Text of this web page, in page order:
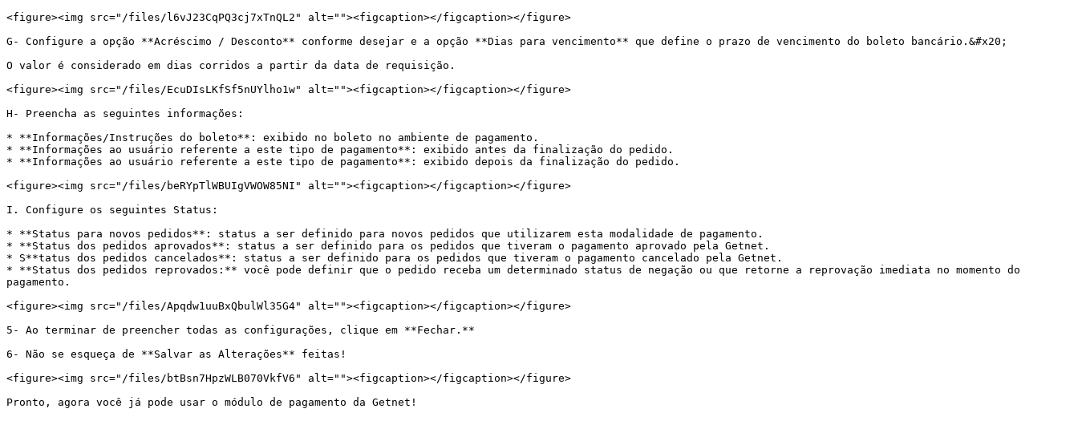
<figure><img src="/files/l6vJ23CqPQ3cj7xTnQL2" alt=""><figcaption></figcaption></figure>
G- Configure a opção **Acréscimo / Desconto** conforme desejar e a opção **Dias para vencimento** que define o prazo de vencimento do boleto bancário.&#x20;
O valor é considerado em dias corridos a partir da data de requisição.
<figure><img src="/files/EcuDIsLKfSf5nUYlho1w" alt=""><figcaption></figcaption></figure>
H- Preencha as seguintes informações:
* **Informações/Instruções do boleto**: exibido no boleto no ambiente de pagamento.
* **Informações ao usuário referente a este tipo de pagamento**: exibido antes da finalização do pedido.
* **Informações ao usuário referente a este tipo de pagamento**: exibido depois da finalização do pedido.
<figure><img src="/files/beRYpTlWBUIgVWOW85NI" alt=""><figcaption></figcaption></figure>
I. Configure os seguintes Status:
* **Status para novos pedidos**: status a ser definido para novos pedidos que utilizarem esta modalidade de pagamento.
* **Status dos pedidos aprovados**: status a ser definido para os pedidos que tiveram o pagamento aprovado pela Getnet.
* S**tatus dos pedidos cancelados**: status a ser definido para os pedidos que tiveram o pagamento cancelado pela Getnet.
* **Status dos pedidos reprovados:** você pode definir que o pedido receba um determinado status de negação ou que retorne a reprovação imediata no momento do
pagamento.
<figure><img src="/files/Apqdw1uuBxQbulWl35G4" alt=""><figcaption></figcaption></figure>
5- Ao terminar de preencher todas as configurações, clique em **Fechar.**
6- Não se esqueça de **Salvar as Alterações** feitas!
<figure><img src="/files/btBsn7HpzWLB070VkfV6" alt=""><figcaption></figcaption></figure>
Pronto, agora você já pode usar o módulo de pagamento da Getnet!